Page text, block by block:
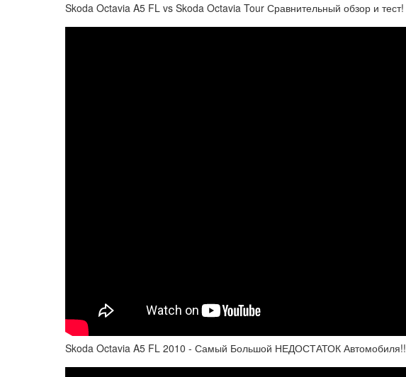
Skoda Octavia A5 FL vs Skoda Octavia Tour Сравнительный обзор и тест!
Skoda Octavia A5 FL 2010 - Самый Большой НЕДОСТАТОК Автомобиля!!